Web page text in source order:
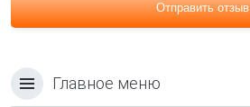
Отправить отзыв
Главное меню